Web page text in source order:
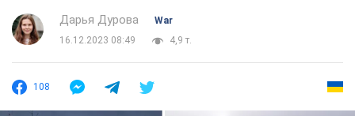
Дарья Дурова
War
16.12.2023 08:49
4,9 т.
108